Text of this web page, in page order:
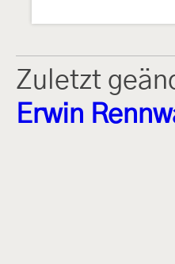
Zuletzt
Erwin